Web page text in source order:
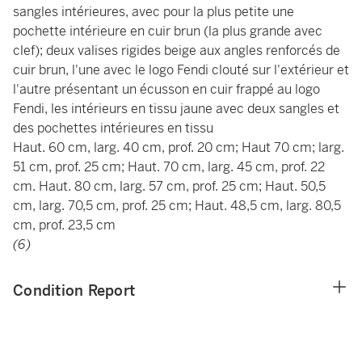
sangles intérieures, avec pour la plus petite une
pochette intérieure en cuir brun (la plus grande avec
clef); deux valises rigides beige aux angles renforcés de
cuir brun, l'une avec le logo Fendi clouté sur l'extérieur et
l'autre présentant un écusson en cuir frappé au logo
Fendi, les intérieurs en tissu jaune avec deux sangles et
des pochettes intérieures en tissu
Haut. 60 cm, larg. 40 cm, prof. 20 cm; Haut 70 cm; larg.
51 cm, prof. 25 cm; Haut. 70 cm, larg. 45 cm, prof. 22
cm. Haut. 80 cm, larg. 57 cm, prof. 25 cm; Haut. 50,5
cm, larg. 70,5 cm, prof. 25 cm; Haut. 48,5 cm, larg. 80,5
cm, prof. 23,5 cm
(6)
Condition Report